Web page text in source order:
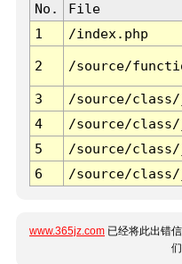
No. File
1
/index.php
2 /source/
3 /source/
4
/source/
5
/source/
6
/source/
www.365jz.com 已经将此出错